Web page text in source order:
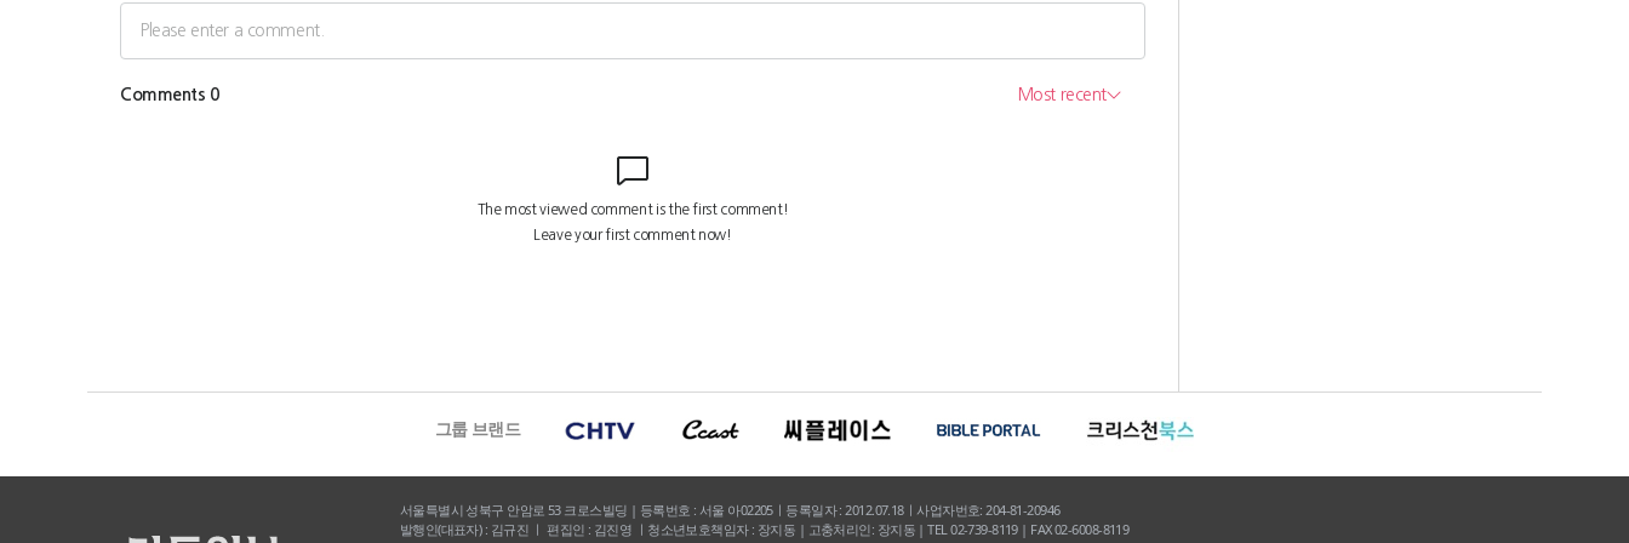
그룹 브랜드
서울특별시 성북구 안암로 53 크로스빌딩 | 등록번호 : 서울 아02205ㅣ등록일자 : 2012.07.18ㅣ사업자번호: 204-81-20946
발행인(대표자) : 김규진 ㅣ 편집인 : 김진영 ㅣ청소년보호책임자 : 장지동 | 고충처리인: 장지동 | TEL 02-739-8119 | FAX 02-6008-8119